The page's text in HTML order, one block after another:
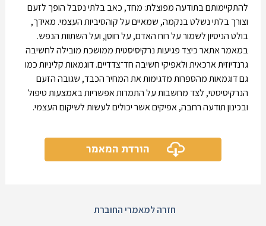
להתקיימותם בתודעה מפוצלת: מחד, כאב בלתי נסבל הופך לזעם
וצורך בלתי נשלט בנקמה, שמאיים על קוהסיביות העצמי. מאידך,
בולט הניסיון לשמור על רוח האדם, על חוסן, ועל השתוות הנפש.
במאמר אתאר כיצד פגיעות נרקיסיסטית ממושכת מובילה לחשיבה
גרנדיוזית ארכאית ולאפיקי חשיבה חד־צדדיים. דוגמאות קליניות כמו
גם דוגמאות מהספרות מדגימות את המחיר הכבד, שגובה הזעם
הנרקיסיסטי, לצד מחשבות על התמרות אפשריות באמצעות טיפול
ובכינון תודעה רחבה, אפיקים אשר יכולים לעשות לשיקום העצמי.
הורדת המאמר
חזרה למאמרי החוברת